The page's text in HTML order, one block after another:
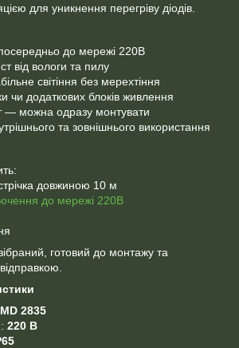
для уникнення перегріву діодів.
до мережі 220В
від вологи та пилу
світіння без мерехтіння
чи додаткових блоків живлення
— можна одразу монтувати
та зовнішнього використання
довжиною 10 м
до мережі 220В
готовий до монтажу та
2835
220 В